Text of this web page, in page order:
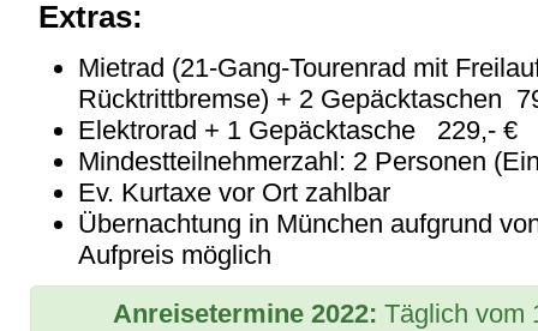
Extras:
Mietrad (21-Gang-Tourenrad mit
Rücktrittbremse) + 2 Gepäcktaschen
Elektrorad + 1 Gepäcktasche 229,- €
Mindestteilnehmerzahl: 2 Personen
Ev. Kurtaxe vor Ort zahlbar
Übernachtung in München aufgrund
Aufpreis möglich
Anreisetermine 2022:Täglich vom